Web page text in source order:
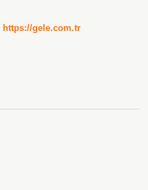
https://gele.com.tr